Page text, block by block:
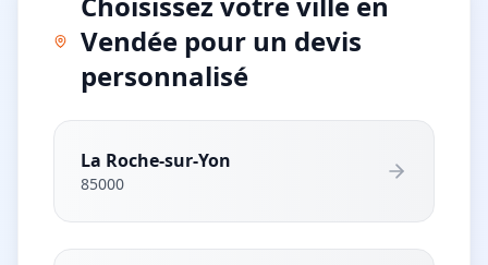
Vendée pour un devis
personnalisé
La Roche-sur-Yon
85000